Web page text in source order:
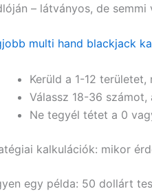
– látványos, de
multi hand blackjack
Kerüld a 1-12
Válassz 18-36
Ne tegyél tétet a 0
kalkulációk: mikor
egy példa: 50 dollárt